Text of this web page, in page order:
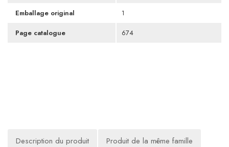
Emballage original 1
Page catalogue 674
Description du produit Produit de la même famille